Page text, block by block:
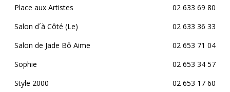
Place aux Artistes
02 633 69 80
Salon d´à Côté (Le)
02 633 36 33
Salon de Jade Bô Aime
02 653 71 04
Sophie
02 653 34 57
Style 2000
02 653 17 60